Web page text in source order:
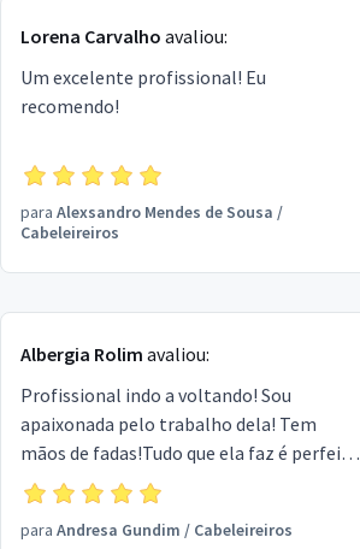
Lorena Carvalho avaliou:
Um excelente profissional! Eu
recomendo!
para Alexsandro Mendes de Sousa /
Cabeleireiros
Albergia Rolim avaliou:
Profissional indo a voltando! Sou
apaixonada pelo trabalho dela! Tem
mãos de fadas!Tudo que ela faz é perfeito,
lindo e maravilhoso! Sem falar na
simpatia e alto astral! SUPER
PROFISSIONAL! ELA É TOP, NOTA MIL!!
para Andresa Gundim / Cabeleireiros